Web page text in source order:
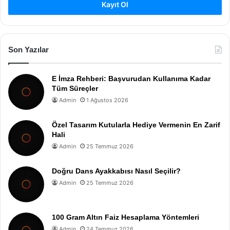
Kayıt Ol
Son Yazılar
E İmza Rehberi: Başvurudan Kullanıma Kadar
Tüm Süreçler
Admin 1 Ağustos 2026
Özel Tasarım Kutularla Hediye Vermenin En Zarif
Hali
Admin 25 Temmuz 2026
Doğru Dans Ayakkabısı Nasıl Seçilir?
Admin 25 Temmuz 2026
100 Gram Altın Faiz Hesaplama Yöntemleri